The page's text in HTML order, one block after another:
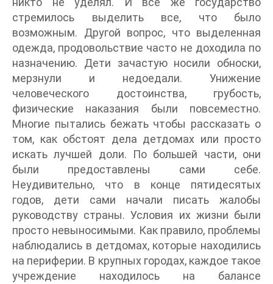
стремилось выделить все, что было
возможным. Другой вопрос, что выделенная
одежда, продовольствие часто не доходила по
назначению. Дети зачастую носили обноски,
мерзнули и недоедали. Унижение
человеческого достоинства, грубость,
физические наказания были повсеместно.
Многие пытались бежать чтобы рассказать о
том, как обстоят дела детдомах или просто
искать лучшей доли. По большей части, они
были предоставлены сами себе.
Неудивительно, что в конце пятидесятых
годов, дети сами начали писать жалобы
руководству страны. Условия их жизни были
просто невыносимыми. Как правило, проблемы
наблюдались в детдомах, которые находились
на периферии. В крупных городах, каждое такое
учреждение находилось на балансе